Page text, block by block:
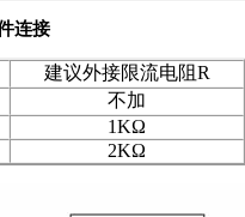
连接
建议外接限流电阻R
不加
1KΩ
2KΩ